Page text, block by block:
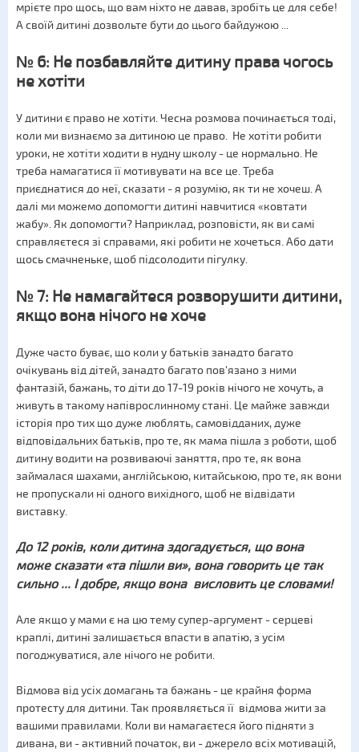
мрієте про щось, що вам ніхто не давав, зробіть це для себе!
А своїй дитині дозвольте бути до цього байдужою ...
№ 6: Не позбавляйте дитину права чогось
не хотіти
У дитини є право не хотіти. Чесна розмова починається тоді,
коли ми визнаємо за дитиною це право. Не хотіти робити
уроки, не хотіти ходити в нудну школу - це нормально. Не
треба намагатися її мотивувати на все це. Треба
приєднатися до неї, сказати - я розумію, як ти не хочеш. А
далі ми можемо допомогти дитині навчитися «ковтати
жабу». Як допомогти? Наприклад, розповісти, як ви самі
справляєтеся зі справами, які робити не хочеться. Або дати
щось смачненьке, щоб підсолодити пігулку.
№ 7: Не намагайтеся розворушити дитини,
якщо вона нічого не хоче
Дуже часто буває, що коли у батьків занадто багато
очікувань від дітей, занадто багато пов'язано з ними
фантазій, бажань, то діти до 17-19 років нічого не хочуть, а
живуть в такому напіврослинному стані. Це майже завжди
історія про тих що дуже люблять, самовідданих, дуже
відповідальних батьків, про те, як мама пішла з роботи, щоб
дитину водити на розвиваючі заняття, про те, як вона
займалася шахами, англійською, китайською, про те, як вони
не пропускали ні одного вихідного, щоб не відвідати
виставку.
До 12 років, коли дитина здогадується, що вона
може сказати «та пішли ви», вона говорить це так
сильно ... І добре, якщо вона висловить це словами!
Але якщо у мами є на цю тему супер-аргумент - серцеві
краплі, дитині залишається впасти в апатію, з усім
погоджуватися, але нічого не робити.
Відмова від усіх домагань та бажань - це крайня форма
протесту для дитини. Так проявляється її відмова жити за
вашими правилами. Коли ви намагаєтеся його підняти з
дивана, ви - активний початок, ви - джерело всіх мотивацій,